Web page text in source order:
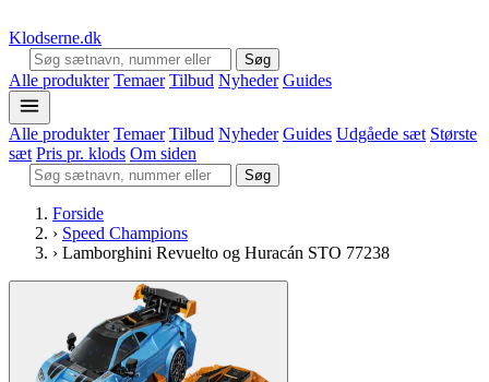
Klodserne.dk
Søg
Alle produkter Temaer Tilbud Nyheder Guides
Alle produkter Temaer Tilbud Nyheder Guides Udgåede sæt Største
sæt Pris pr. klods Om siden
Søg
Forside
› Speed Champions
› Lamborghini Revuelto og Huracán STO 77238